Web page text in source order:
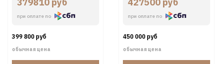
379810 руб
при оплате по
399 800 руб
обычная цена
427500 руб
при оплате по
450 000 руб
обычная цена